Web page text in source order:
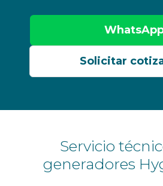
Solicitar
Servicio
generadores